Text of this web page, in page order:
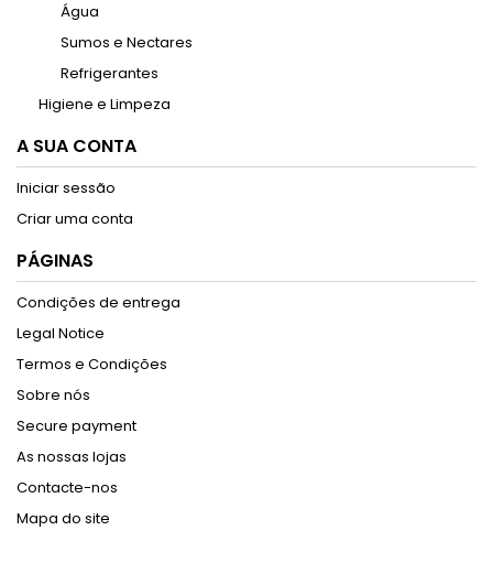
Água
Sumos e Nectares
Refrigerantes
Higiene e Limpeza
A SUA CONTA
Iniciar sessão
Criar uma conta
PÁGINAS
Condições de entrega
Legal Notice
Termos e Condições
Sobre nós
Secure payment
As nossas lojas
Contacte-nos
Mapa do site